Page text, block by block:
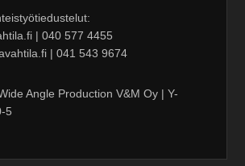
| 040 577 4455
| 041 543 9674
Angle Production V&M Oy | Y-
5